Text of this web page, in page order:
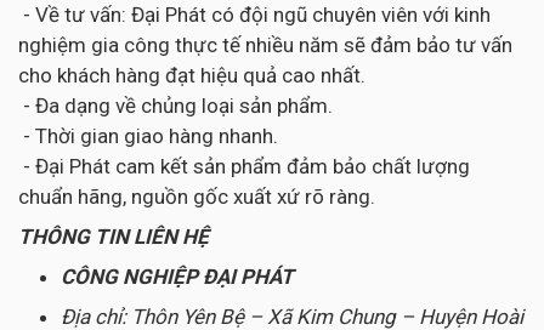
- Về tư vấn: Đại Phát có đội ngũ chuyên viên với kinh
nghiệm gia công thực tế nhiều năm sẽ đảm bảo tư vấn
cho khách hàng đạt hiệu quả cao nhất.
- Đa dạng về chủng loại sản phẩm.
- Thời gian giao hàng nhanh.
- Đại Phát cam kết sản phẩm đảm bảo chất lượng
chuẩn hãng, nguồn gốc xuất xứ rõ ràng.
THÔNG TIN LIÊN HỆ
CÔNG NGHIỆP ĐẠI PHÁT
Địa chỉ: Thôn Yên Bệ – Xã Kim Chung – Huyện Hoài